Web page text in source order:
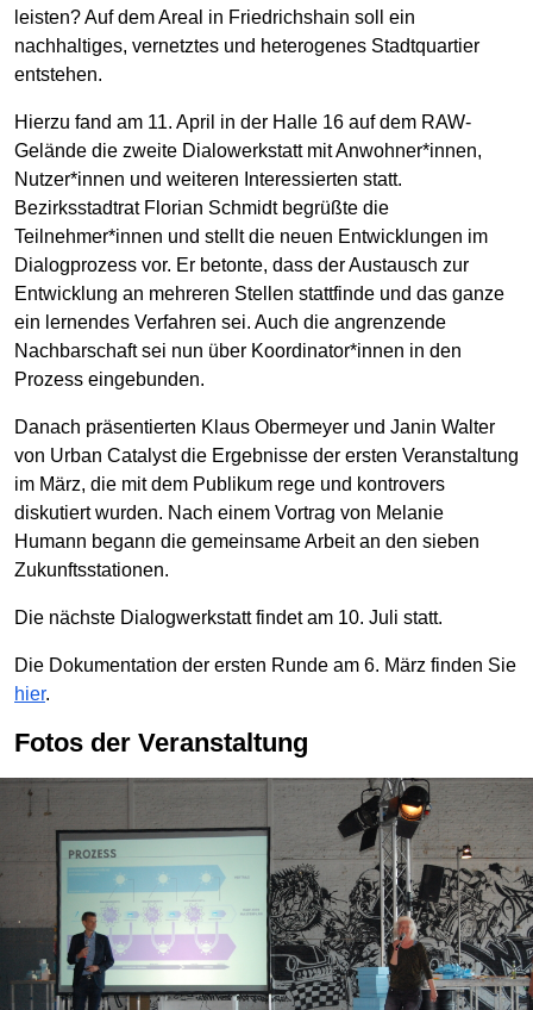
leisten? Auf dem Areal in Friedrichshain soll ein
nachhaltiges, vernetztes und heterogenes Stadtquartier
entstehen.
Hierzu fand am 11. April in der Halle 16 auf dem RAW-
Gelände die zweite Dialowerkstatt mit Anwohner*innen,
Nutzer*innen und weiteren Interessierten statt.
Bezirksstadtrat Florian Schmidt begrüßte die
Teilnehmer*innen und stellt die neuen Entwicklungen im
Dialogprozess vor. Er betonte, dass der Austausch zur
Entwicklung an mehreren Stellen stattfinde und das ganze
ein lernendes Verfahren sei. Auch die angrenzende
Nachbarschaft sei nun über Koordinator*innen in den
Prozess eingebunden.
Danach präsentierten Klaus Obermeyer und Janin Walter
von Urban Catalyst die Ergebnisse der ersten Veranstaltung
im März, die mit dem Publikum rege und kontrovers
diskutiert wurden. Nach einem Vortrag von Melanie
Humann begann die gemeinsame Arbeit an den sieben
Zukunftsstationen.
Die nächste Dialogwerkstatt findet am 10. Juli statt.
Die Dokumentation der ersten Runde am 6. März finden Sie
hier.
Fotos der Veranstaltung